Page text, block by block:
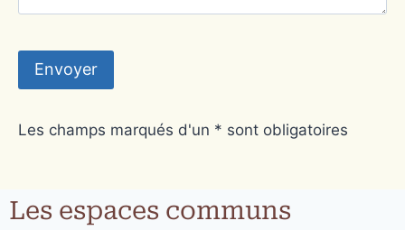
Les champs marqués d'un * sont obligatoires
Les espaces communs